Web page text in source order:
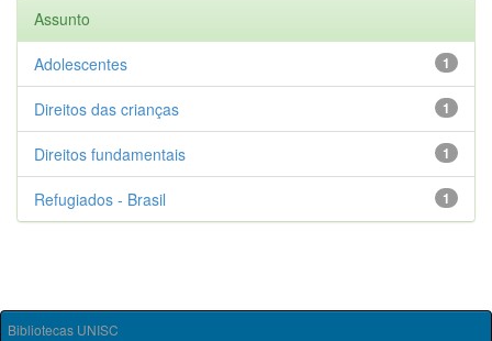
Assunto
1
Adolescentes
1
Direitos das crianças
1
Direitos fundamentais
1
Refugiados - Brasil
Bibliotecas UNISC